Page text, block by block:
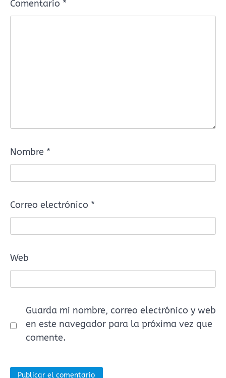
Comentario *
Nombre *
Correo electrónico *
Web
Guarda mi nombre, correo electrónico y web
en este navegador para la próxima vez que
comente.